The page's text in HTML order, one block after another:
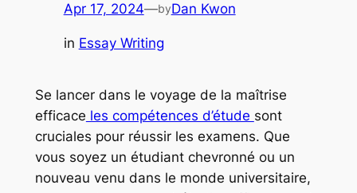
Apr 17, 2024—byDan Kwon
in Essay Writing
Se lancer dans le voyage de la maîtrise
efficace les compétences d’étude sont
cruciales pour réussir les examens. Que
vous soyez un étudiant chevronné ou un
nouveau venu dans le monde universitaire,